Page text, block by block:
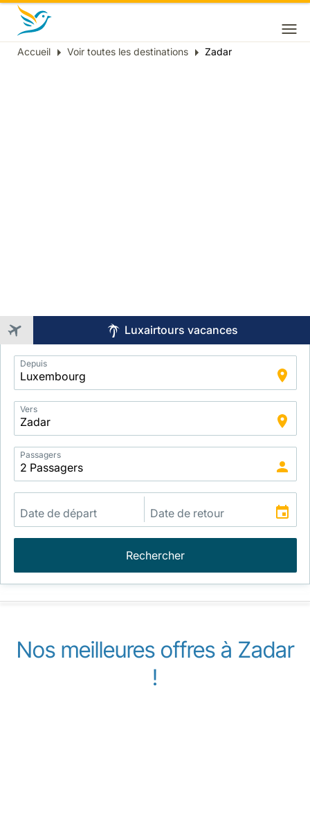
Fil
Accueil Voir toutes les destinations Zadar
Luxairtours vacances
Application
Intelligent
Package
Search
Depuis
Vers
Passagers
Rechercher
Nos meilleures offres à Zadar
!